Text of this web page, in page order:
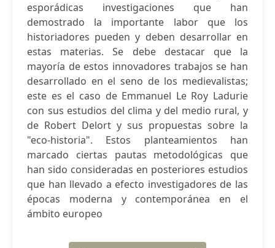
esporádicas investigaciones que han
demostrado la importante labor que los
historiadores pueden y deben desarrollar en
estas materias. Se debe destacar que la
mayoría de estos innovadores trabajos se han
desarrollado en el seno de los medievalistas;
este es el caso de Emmanuel Le Roy Ladurie
con sus estudios del clima y del medio rural, y
de Robert Delort y sus propuestas sobre la
"eco-historia". Estos planteamientos han
marcado ciertas pautas metodológicas que
han sido consideradas en posteriores estudios
que han llevado a efecto investigadores de las
épocas moderna y contemporánea en el
ámbito europeo